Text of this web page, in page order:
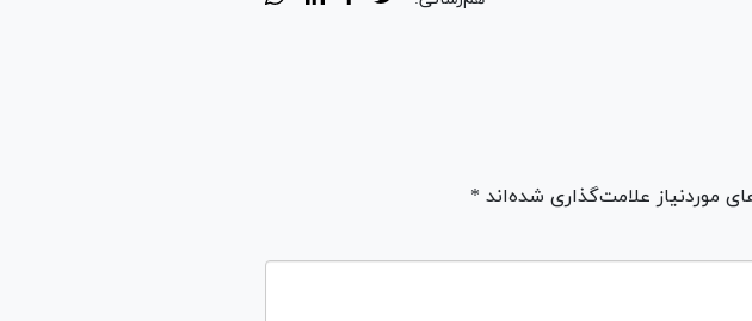
موردنیاز علامت‌گذاری شده‌اند *